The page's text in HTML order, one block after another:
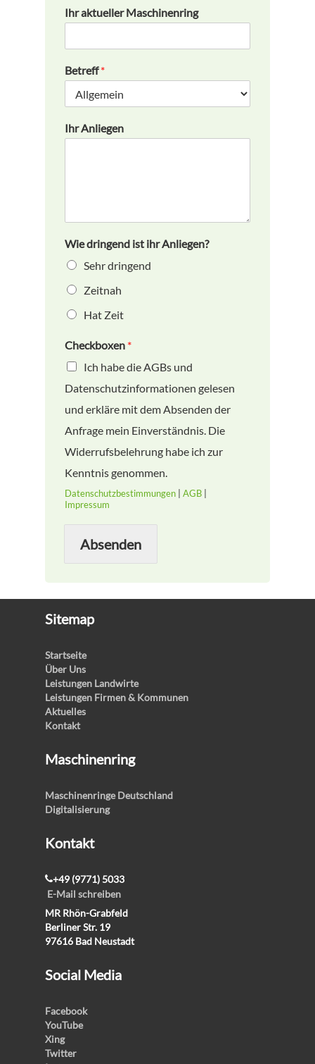
Ihr aktueller Maschinenring
Betreff*
Ihr Anliegen
Wie dringend ist ihr Anliegen?
Sehr dringend
Zeitnah
Hat Zeit
Checkboxen *
Ich habe die AGBs und
Datenschutzinformationen gelesen
und erkläre mit dem Absenden der
Anfrage mein Einverständnis. Die
Widerrufsbelehrung habe ich zur
Kenntnis genommen.
Datenschutzbestimmungen| AGB|
Impressum
Absenden
Sitemap
Startseite
Über Uns
Leistungen Landwirte
Leistungen Firmen & Kommunen
Aktuelles
Kontakt
Maschinenring
Maschinenringe Deutschland
Digitalisierung
Kontakt
+49 (9771) 5033
E-Mail schreiben
MR Rhön-Grabfeld
Berliner Str. 19
97616 Bad Neustadt
Social Media
Facebook
YouTube
Xing
Twitter